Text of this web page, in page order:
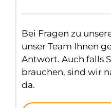
Bei Fragen zu
unser Team Ihnen
Antwort. Auch falls
brauchen, sind wir
da.